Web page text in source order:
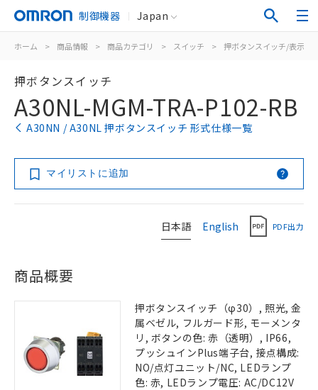
制御機器 Japan
ホーム > 商品情報 > 商品カテゴリ > スイッチ > 押ボタンスイッチ/表示灯
押ボタンスイッチ
A30NL-MGM-TRA-P102-RB
A30NN / A30NL 押ボタンスイッチ 形式仕様一覧
マイリストに追加
日本語 English PDF出力
商品概要
押ボタンスイッチ（φ30）, 照光, 金
属ベゼル, フルガード形, モーメンタ
リ, ボタンの色: 赤（透明）, IP66,
プッシュインPlus端子台, 接点構成:
NO/点灯ユニット/NC, LEDランプ
色: 赤, LEDランプ電圧: AC/DC12V